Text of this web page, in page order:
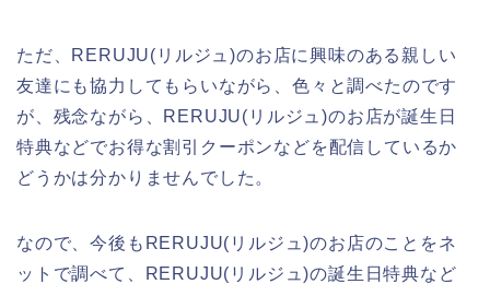
ただ、RERUJU(リルジュ)のお店に興味のある親しい
友達にも協力してもらいながら、色々と調べたのです
が、残念ながら、RERUJU(リルジュ)のお店が誕生日
特典などでお得な割引クーポンなどを配信しているか
どうかは分かりませんでした。
なので、今後もRERUJU(リルジュ)のお店のことをネ
ットで調べて、RERUJU(リルジュ)の誕生日特典など